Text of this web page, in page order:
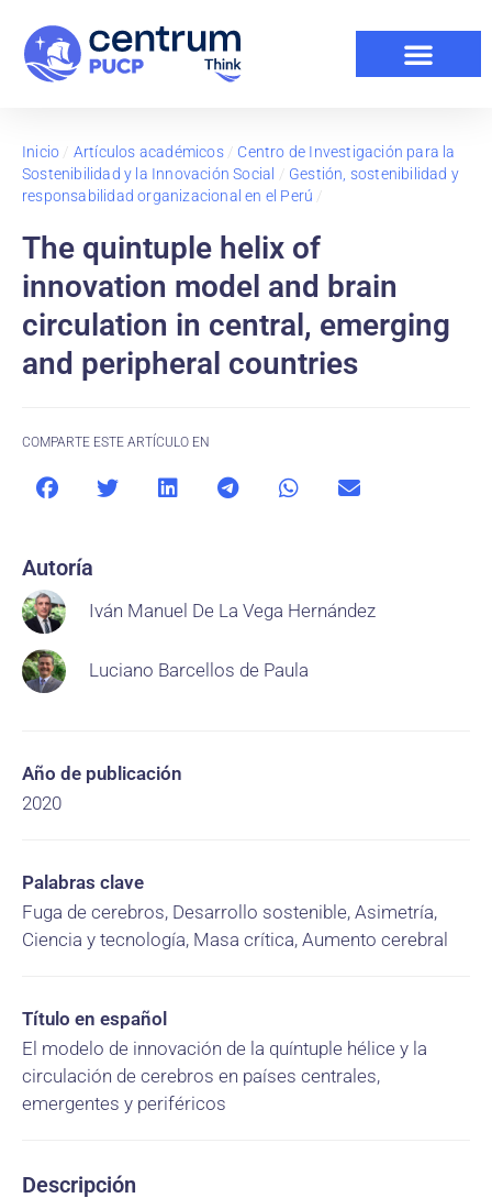
Inicio / Artículos académicos/ Centro de Investigación para la
Sostenibilidad y la Innovación Social / Gestión, sostenibilidad y
responsabilidad organizacional en el Perú /
The quintuple helix of
innovation model and brain
circulation in central, emerging
and peripheral countries
COMPARTE ESTE ARTÍCULO EN
Autoría
Iván Manuel De La Vega Hernández
Luciano Barcellos de Paula
Año de publicación
2020
Palabras clave
Fuga de cerebros, Desarrollo sostenible, Asimetría,
Ciencia y tecnología, Masa crítica, Aumento cerebral
Título en español
El modelo de innovación de la quíntuple hélice y la
circulación de cerebros en países centrales,
emergentes y periféricos
Descripción